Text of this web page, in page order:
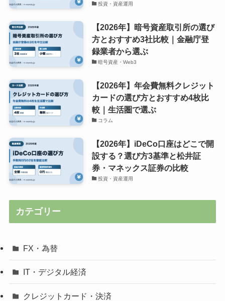
投資・資産運用
【2026年】暗号資産取引所の選び
方とおすすめ3社比較｜金融庁登
録業者から選ぶ
暗号資産・Web3
【2026年】年会費無料クレジット
カードの選び方とおすすめ4枚比
較｜生活圏で選ぶ
コラム
【2026年】iDeCo口座はどこで開
設する？選び方3基準と松井証
券・マネックス証券の比較
投資・資産運用
カテゴリー
FX・為替
IT・デジタル経済
クレジットカード・決済